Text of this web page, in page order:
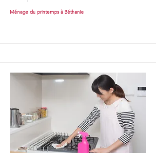
Ménage du printemps à Béthanie